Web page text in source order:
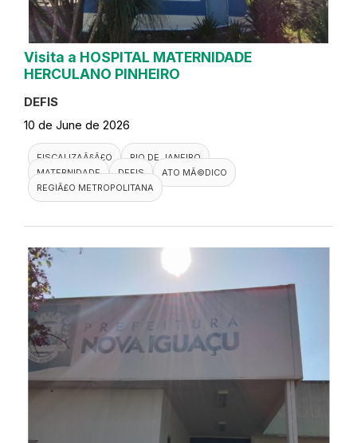
Visita a HOSPITAL MATERNIDADE
HERCULANO PINHEIRO
DEFIS
10 de June de 2026
FISCALIZAÃ§Ã£O
RIO DE JANEIRO
MATERNIDADE
DEFIS
ATO MÃ©DICO
REGIÃ£O METROPOLITANA